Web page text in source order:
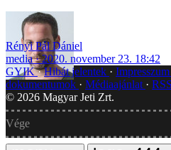
Rényi Pál Dániel
media
2020. november 23. 18:42
GYIK Hibát jelentek Impresszum
dokumentumok
Médiaajánlat RSS
© 2026 Magyar Jeti Zrt.
Vége